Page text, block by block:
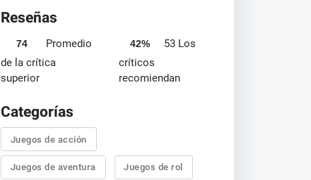
Reseñas
74
Promedio
de la crítica
superior
42%
53 Los
críticos
recomiendan
Categorías
Juegos de acción
Juegos de aventura Juegos de rol